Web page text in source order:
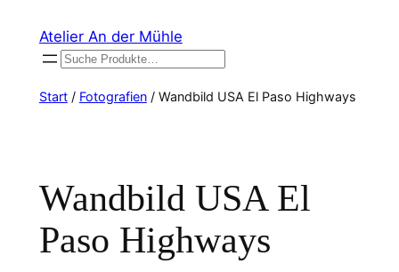
Inhalt
springen
Atelier An der Mühle
Suchen
Start/ Fotografien/ Wandbild USA El Paso Highways
Wandbild USA El
Paso Highways